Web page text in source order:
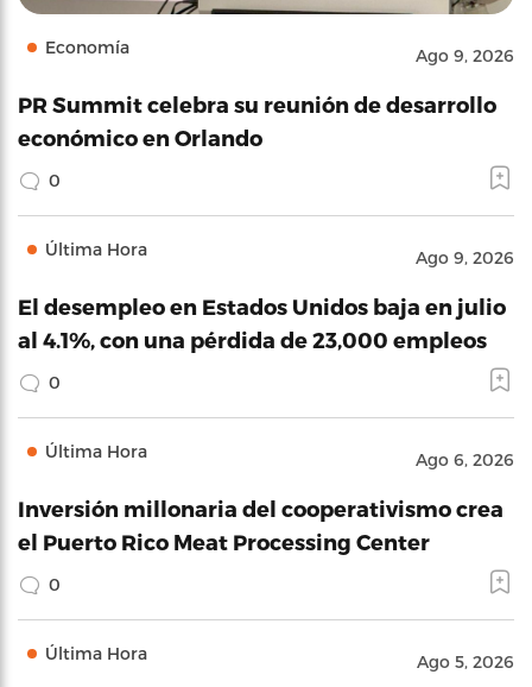
Economía Ago 9, 2026
PR Summit celebra su reunión de desarrollo
económico en Orlando
0
Última Hora Ago 9, 2026
El desempleo en Estados Unidos baja en julio
al 4.1%, con una pérdida de 23,000 empleos
0
Última Hora Ago 6, 2026
Inversión millonaria del cooperativismo crea
el Puerto Rico Meat Processing Center
0
Última Hora Ago 5, 2026